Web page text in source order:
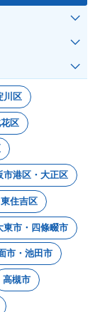
川区
区
市港区・大正区
住吉区
東市・四條畷市
市・池田市
高槻市